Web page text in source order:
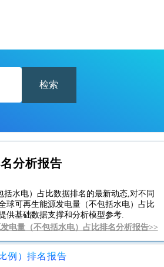
检索
分析报告
水电）占比数据排名的最新动态,对不同
球可再生能源发电量（不包括水电）占比
供基础数据支撑和分析模型参考.
电量（不包括水电）占比排名分析报告>>
例）排名报告